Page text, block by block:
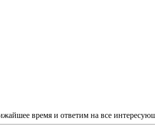
время и ответим на все